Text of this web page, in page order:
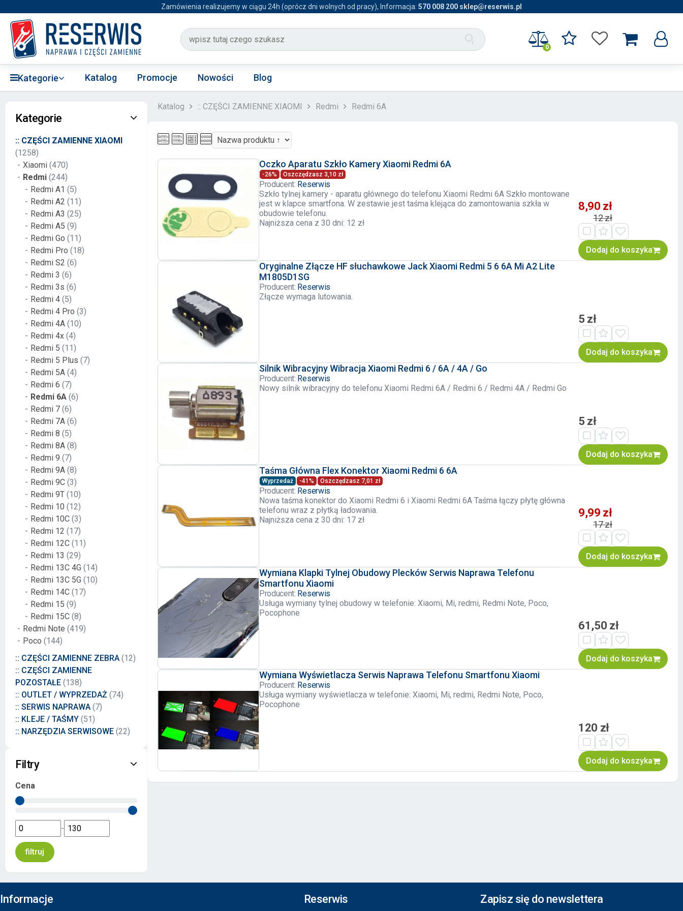
Zamówienia realizujemy w ciągu 24h (oprócz dni wolnych od pracy), Informacja: 570 008 200 sklep@reserwis.pl
0
Kategorie Katalog Promocje Nowości Blog
Kategorie
:: CZĘŚCI ZAMIENNE XIAOMI
(1258)
Xiaomi (470)
Redmi (244)
Redmi A1 (5)
Redmi A2 (11)
Redmi A3 (25)
Redmi A5 (9)
Redmi Go (11)
Redmi Pro (18)
Redmi S2 (6)
Redmi 3 (6)
Redmi 3s (6)
Redmi 4 (5)
Redmi 4 Pro (3)
Redmi 4A (10)
Redmi 4x (4)
Redmi 5 (11)
Redmi 5 Plus (7)
Redmi 5A (4)
Redmi 6 (7)
Redmi 6A (6)
Redmi 7 (6)
Redmi 7A (6)
Redmi 8 (5)
Redmi 8A (8)
Redmi 9 (7)
Redmi 9A (8)
Redmi 9C (3)
Redmi 9T (10)
Redmi 10 (12)
Redmi 10C (3)
Redmi 12 (17)
Redmi 12C (11)
Redmi 13 (29)
Redmi 13C 4G (14)
Redmi 13C 5G (10)
Redmi 14C (17)
Redmi 15 (9)
Redmi 15C (8)
Redmi Note (419)
Poco (144)
:: CZĘŚCI ZAMIENNE ZEBRA (12)
:: CZĘŚCI ZAMIENNE
POZOSTAŁE (138)
:: OUTLET / WYPRZEDAŻ (74)
:: SERWIS NAPRAWA (7)
:: KLEJE / TAŚMY (51)
:: NARZĘDZIA SERWISOWE (22)
Filtry
Cena
-
Katalog :: CZĘŚCI ZAMIENNE XIAOMI Redmi Redmi 6A
Oczko Aparatu Szkło Kamery Xiaomi Redmi 6A
-26% Oszczędzasz 3,10 zł
Producent: Reserwis
Szkło tylnej kamery - aparatu głównego do telefonu Xiaomi Redmi 6A Szkło montowane
jest w klapce smartfona. W zestawie jest taśma klejąca do zamontowania szkła w
obudowie telefonu.
Najniższa cena z 30 dni: 12 zł
8,90 zł
12 zł
Dodaj do koszyka
Oryginalne Złącze HF słuchawkowe Jack Xiaomi Redmi 5 6 6A Mi A2 Lite
M1805D1SG
Producent: Reserwis
Złącze wymaga lutowania.
5 zł
Dodaj do koszyka
Silnik Wibracyjny Wibracja Xiaomi Redmi 6 / 6A / 4A / Go
Producent: Reserwis
Nowy silnik wibracyjny do telefonu Xiaomi Redmi 6A / Redmi 6 / Redmi 4A / Redmi Go
5 zł
Dodaj do koszyka
Taśma Główna Flex Konektor Xiaomi Redmi 6 6A
Wyprzedaż -41% Oszczędzasz 7,01 zł
Producent: Reserwis
Nowa taśma konektor do Xiaomi Redmi 6 i Xiaomi Redmi 6A Taśma łączy płytę główna
telefonu wraz z płytką ładowania.
Najniższa cena z 30 dni: 17 zł
9,99 zł
17 zł
Dodaj do koszyka
Wymiana Klapki Tylnej Obudowy Plecków Serwis Naprawa Telefonu
Smartfonu Xiaomi
Producent: Reserwis
Usługa wymiany tylnej obudowy w telefonie: Xiaomi, Mi, redmi, Redmi Note, Poco,
Pocophone
61,50 zł
Dodaj do koszyka
Wymiana Wyświetlacza Serwis Naprawa Telefonu Smartfonu Xiaomi
Producent: Reserwis
Usługa wymiany wyświetlacza w telefonie: Xiaomi, Mi, redmi, Redmi Note, Poco,
Pocophone
120 zł
Dodaj do koszyka
Informacje Reserwis Zapisz się do newslettera